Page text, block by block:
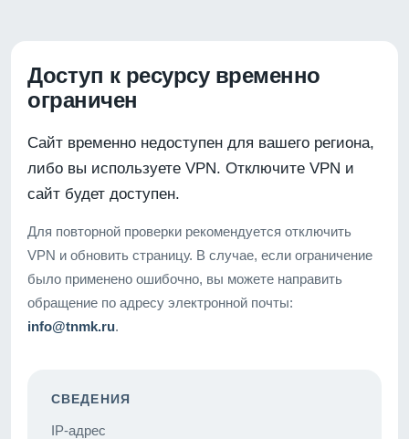
Доступ к ресурсу временно
ограничен
Сайт временно недоступен для вашего региона,
либо вы используете VPN. Отключите VPN и
сайт будет доступен.
Для повторной проверки рекомендуется отключить
VPN и обновить страницу. В случае, если ограничение
было применено ошибочно, вы можете направить
обращение по адресу электронной почты:
info@tnmk.ru.
СВЕДЕНИЯ
IP-адрес